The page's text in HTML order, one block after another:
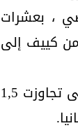
، بعشرات
من كييف إلى
وتوقع عز زيادة عدد السائحين الاوكران فى 2021 ليتجاوز ارقام 2019 التى تجاوزت 1,5